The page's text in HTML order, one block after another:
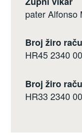
pater Alfonso
Broj žiro
HR45 2340
Broj žiro
HR33 2340